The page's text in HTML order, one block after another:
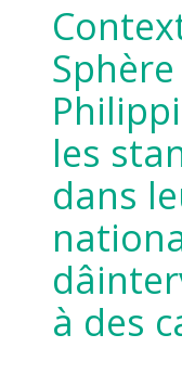
les
dans
à des